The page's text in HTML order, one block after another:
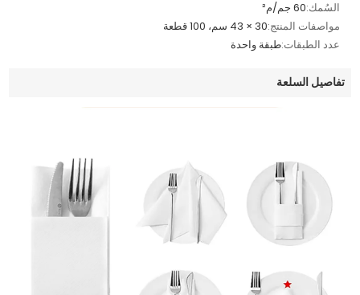
السُمك:60 جم/م²
مواصفات المنتج:30 × 43 سم، 100 قطعة
عدد الطبقات:طبقة واحدة
تفاصيل السلعة